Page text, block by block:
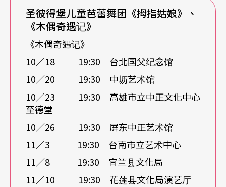
圣彼得堡儿童芭蕾舞团《拇指姑娘》、
《木偶奇遇记》
《木偶奇遇记》
10／18 19:30 台北国父纪念馆
10／20 19:30 中坜艺术馆
10／23 19:30 高雄市立中正文化中心
至德堂
10／26 19:30 屏东中正艺术馆
11／3 19:30 台南市立艺术中心
11／8 19:30 宜兰县文化局
11／10 19:30 花莲县文化局演艺厅